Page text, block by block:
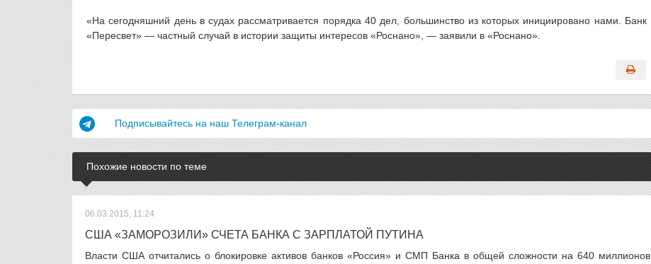
«На сегодняшний день в судах рассматривается порядка 40 дел, большинство из которых инициировано нами. Банк
«Пересвет» — частный случай в истории защиты интересов «Роснано», — заявили в «Роснано».
Подписывайтесь на наш Телеграм-канал
Похожие новости по теме
06.03.2015, 11:24
США «ЗАМОРОЗИЛИ» СЧЕТА БАНКА С ЗАРПЛАТОЙ ПУТИНА
Власти США отчитались о блокировке активов банков «Россия» и СМП Банка в общей сложности на 640 миллионов